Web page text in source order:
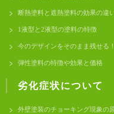
断熱塗料と遮熱塗料の効果の違
1液型と2液型の塗料の特徴
今のデザインをそのまま残せる
弾性塗料の特徴や効果と価格
劣化症状について
外壁塗装のチョーキング現象の